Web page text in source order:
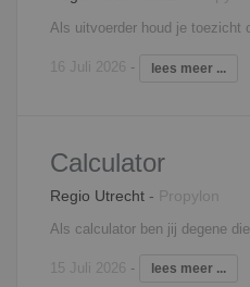
16 Juli 2026 - lees meer ...
Calculator
Regio Utrecht - Propylon
15 Juli 2026 - lees meer ...